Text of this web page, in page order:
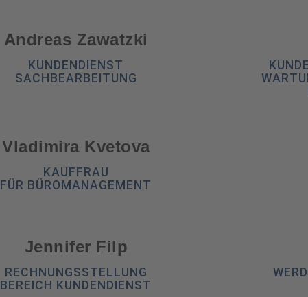
Andreas Zawatzki
KUNDENDIENST
SACHBEARBEITUNG
Vladimira Kvetova
KAUFFRAU
FÜR BÜROMANAGEMENT
Jennifer Filp
RECHNUNGSSTELLUNG
BEREICH KUNDENDIENST